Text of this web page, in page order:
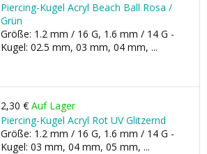
Piercing-Kugel Acryl Beach Ball Rosa /
Grün
Größe: 1.2 mm / 16 G, 1.6 mm / 14 G -
Kugel: 02.5 mm, 03 mm, 04 mm, ...
2,30 € Auf Lager
Piercing-Kugel Acryl Rot UV Glitzernd
Größe: 1.2 mm / 16 G, 1.6 mm / 14 G -
Kugel: 03 mm, 04 mm, 05 mm, ...